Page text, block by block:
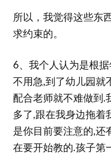
所以，我觉得这些东
求约束的。
6、我个人认为是根
不用急,到了幼儿园就
配合老师就不难做到.
多了,跟在我身边拖着
是你目前要注意的,还
在要开始教的.孩子第